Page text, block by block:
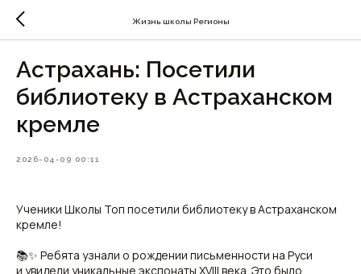
Жизнь школы Регионы
Астрахань: Посетили
библиотеку в Астраханском
кремле
2026-04-09 00:11
Ученики Школы Топ посетили библиотеку в Астраханском
кремле!
📚✨ Ребята узнали о рождении письменности на Руси
и увидели уникальные экспонаты XVIII века. Это было